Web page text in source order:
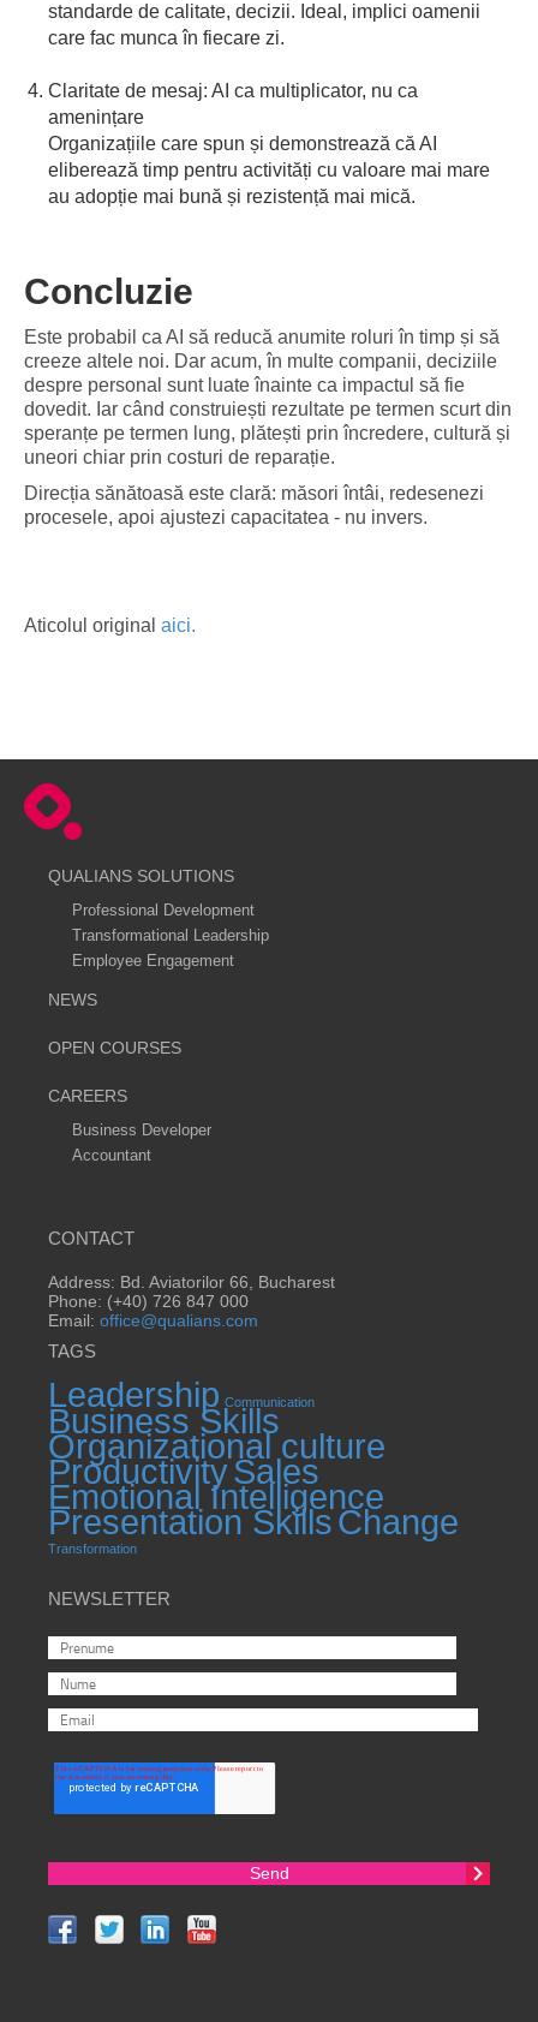
standarde de calitate, decizii. Ideal, implici oamenii
care fac munca în fiecare zi.
Claritate de mesaj: AI ca multiplicator, nu ca
amenințare
Organizațiile care spun și demonstrează că AI
eliberează timp pentru activități cu valoare mai mare
au adopție mai bună și rezistență mai mică.
Concluzie
Este probabil ca AI să reducă anumite roluri în timp și să
creeze altele noi. Dar acum, în multe companii, deciziile
despre personal sunt luate înainte ca impactul să fie
dovedit. Iar când construiești rezultate pe termen scurt din
speranțe pe termen lung, plătești prin încredere, cultură și
uneori chiar prin costuri de reparație.
Direcția sănătoasă este clară: măsori întâi, redesenezi
procesele, apoi ajustezi capacitatea - nu invers.
Aticolul original aici.
QUALIANS SOLUTIONS
Professional Development
Transformational Leadership
Employee Engagement
NEWS
OPEN COURSES
CAREERS
Business Developer
Accountant
CONTACT
Address: Bd. Aviatorilor 66, Bucharest
Phone: (+40) 726 847 000
Email: office@qualians.com
TAGS
Leadership Communication
Business Skills
Organizational culture
ProductivitySales
Emotional Intelligence
Presentation SkillsChange
Transformation
NEWSLETTER